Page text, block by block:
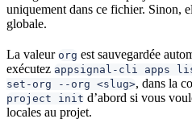
uniquement dans ce fichier. Sinon,
globale.
La valeur org est sauvegardée
exécutez appsignal-cli apps
set-org --org <slug>, dans la
project init d’abord si vous
locales au projet.